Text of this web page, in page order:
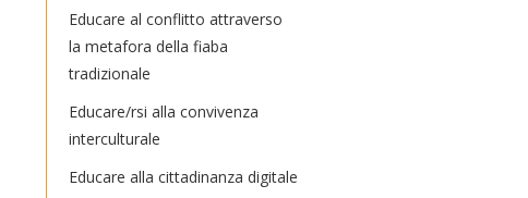
Educare al conflitto attraverso
la metafora della fiaba
tradizionale
Educare/rsi alla convivenza
interculturale
Educare alla cittadinanza digitale